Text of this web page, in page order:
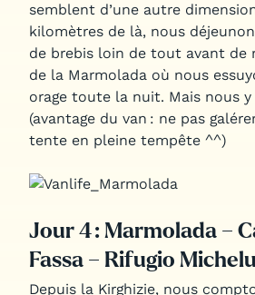
semblent d’une autre
kilomètres de là, nous
de brebis loin de tout avant de
de la Marmolada où nous
orage toute la nuit. Mais nous y
(avantage du van : ne pas
tente en pleine tempête ^^)
Jour 4 : Marmolada –
Fassa – Rifugio
Depuis la Kirghizie, nous